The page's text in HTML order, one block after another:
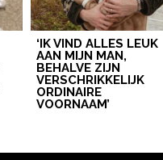
‘IK VIND ALLES LEUK
AAN MIJN MAN,
BEHALVE ZIJN
VERSCHRIKKELIJK
ORDINAIRE
VOORNAAM’